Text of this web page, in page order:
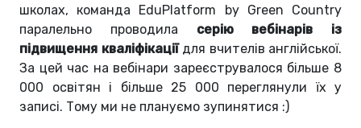
школах, команда EduPlatform by Green Country
паралельно проводила серію вебінарів із
підвищення кваліфікаціїдля вчителів англійської.
За цей час на вебінари зареєструвалося більше 8
000 освітян і більше 25 000 переглянули їх у
записі. Тому ми не плануємо зупинятися :)